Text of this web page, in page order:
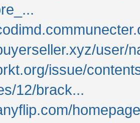
user/
issue/
12/brack...